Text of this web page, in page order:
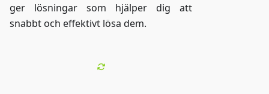
ger lösningar som hjälper dig att
snabbt och effektivt lösa dem.